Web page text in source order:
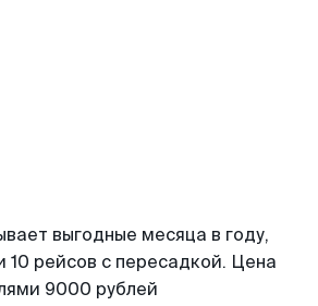
выгодные месяца в году,
рейсов с пересадкой. Цена
9000 рублей